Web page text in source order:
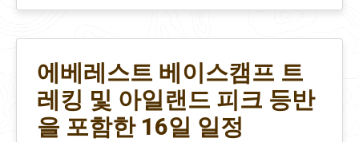
에베레스트 베이스캠프 트
레킹 및 아일랜드 피크 등반
을 포함한 16일 일정